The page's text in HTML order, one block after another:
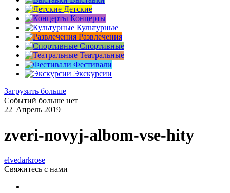
Детские
Концерты
Культурные
Развлечения
Спортивные
Театральные
Фестивали
Экскурсии
Загрузить больше
Событий больше нет
22. Апрель 2019
zveri-novyj-albom-vse-hity
elvedarkrose
Свяжитесь с нами